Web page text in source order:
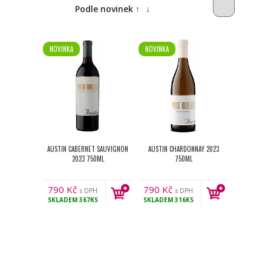
Podle novinek ↑
↓
NOVINKA
AUSTIN CABERNET SAUVIGNON
2023 750ML
790 Kč s DPH
SKLADEM367KS
NOVINKA
AUSTIN CHARDONNAY 2023
750ML
790 Kč s DPH
SKLADEM316KS